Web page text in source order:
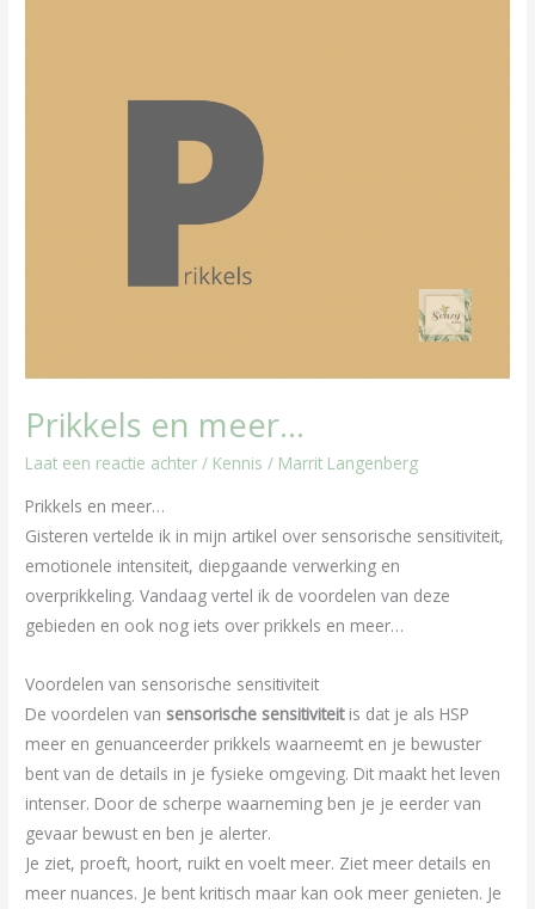
Prikkels en meer…
Laat een reactie achter / Kennis / Marrit Langenberg
Prikkels en meer…
Gisteren vertelde ik in mijn artikel over sensorische sensitiviteit,
emotionele intensiteit, diepgaande verwerking en
overprikkeling. Vandaag vertel ik de voordelen van deze
gebieden en ook nog iets over prikkels en meer…
Voordelen van sensorische sensitiviteit
De voordelen van sensorische sensitiviteitis dat je als HSP
meer en genuanceerder prikkels waarneemt en je bewuster
bent van de details in je fysieke omgeving. Dit maakt het leven
intenser. Door de scherpe waarneming ben je je eerder van
gevaar bewust en ben je alerter.
Je ziet, proeft, hoort, ruikt en voelt meer. Ziet meer details en
meer nuances. Je bent kritisch maar kan ook meer genieten. Je